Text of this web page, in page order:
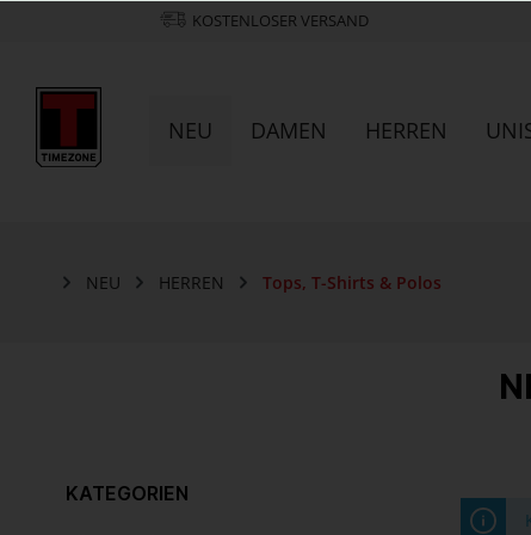
KOSTENLOSER VERSAND
NEU DAMEN HERREN
NEU HERREN Tops, T-Shirts & Polos
KATEGORIEN